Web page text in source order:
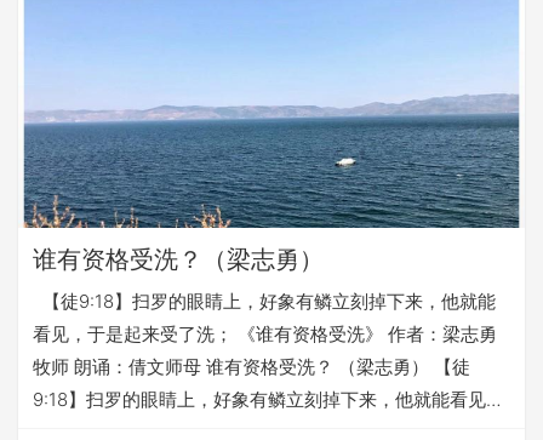
谁有资格受洗？（梁志勇）
【徒9:18】扫罗的眼睛上，好象有鳞立刻掉下来，他就能
看见，于是起来受了洗； 《谁有资格受洗》 作者：梁志勇
牧师 朗诵：倩文师母 谁有资格受洗？ （梁志勇） 【徒
9:18】扫罗的眼睛上，好象有鳞立刻掉下来，他就能看见，